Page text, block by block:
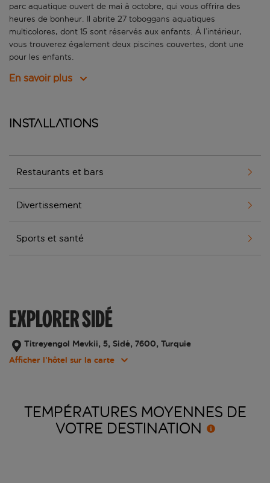
parc aquatique ouvert de mai à octobre, qui vous offrira des
heures de bonheur. Il abrite 27 toboggans aquatiques
multicolores, dont 15 sont réservés aux enfants. À l’intérieur,
vous trouverez également deux piscines couvertes, dont une
pour les enfants.
En savoir plus
Installations
Restaurants et bars
Divertissement
Sports et santé
EXPLORER SIDÉ
Titreyengol Mevkii, 5, Sidé, 7600, Turquie
Afficher l’hôtel sur la carte
TEMPÉRATURES MOYENNES DE
VOTRE DESTINATION